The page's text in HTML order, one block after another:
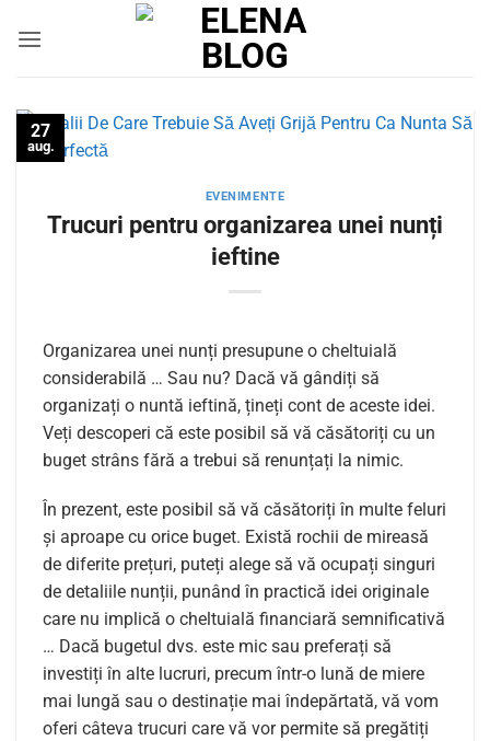
27
aug.
EVENIMENTE
Trucuri pentru organizarea unei nunți
ieftine
Organizarea unei nunți presupune o cheltuială
considerabilă … Sau nu? Dacă vă gândiți să
organizați o nuntă ieftină, țineți cont de aceste idei.
Veți descoperi că este posibil să vă căsătoriți cu un
buget strâns fără a trebui să renunțați la nimic.
În prezent, este posibil să vă căsătoriți în multe feluri
și aproape cu orice buget. Există rochii de mireasă
de diferite prețuri, puteți alege să vă ocupați singuri
de detaliile nunții, punând în practică idei originale
care nu implică o cheltuială financiară semnificativă
… Dacă bugetul dvs. este mic sau preferați să
investiți în alte lucruri, precum într-o lună de miere
mai lungă sau o destinație mai îndepărtată, vă vom
oferi câteva trucuri care vă vor permite să pregătiți